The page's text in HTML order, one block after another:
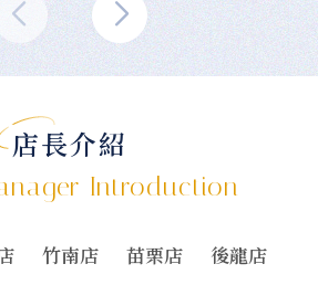
店長介紹
Introduction
竹南店 苗栗店 後龍店